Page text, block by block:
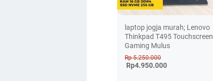
laptop jogja murah; Lenovo
Thinkpad T495 Touchscreen
Gaming Mulus
Rp 5.250.000
Rp4.950.000